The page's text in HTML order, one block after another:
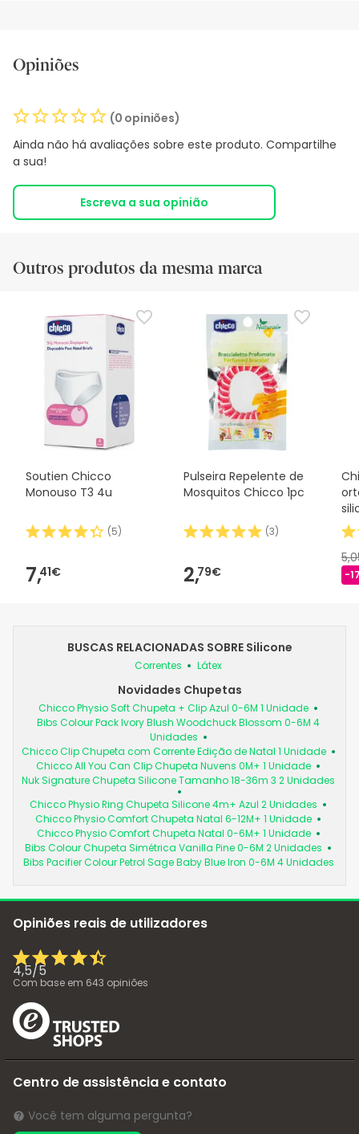
Opiniões
(0 opiniões)
Ainda não há avaliações sobre este produto. Compartilhe
a sua!
Escreva a sua opinião
Outros produtos da mesma marca
Soutien Chicco
Monouso T3 4u
(5)
7,41€
Pulseira Repelente de
Mosquitos Chicco 1pc
(3)
2,79€ -
BUSCAS RELACIONADAS SOBRE Silicone
Correntes Látex
Novidades Chupetas
Chicco Physio Soft Chupeta + Clip Azul 0-6M 1 Unidade
Bibs Colour Pack Ivory Blush Woodchuck Blossom 0-6M 4
Unidades
Chicco Clip Chupeta com Corrente Edição de Natal 1 Unidade
Chicco All You Can Clip Chupeta Nuvens 0M+ 1 Unidade
Nuk Signature Chupeta Silicone Tamanho 18-36m 3 2 Unidades
Chicco Physio Ring Chupeta Silicone 4m+ Azul 2 Unidades
Chicco Physio Comfort Chupeta Natal 6-12M+ 1 Unidade
Chicco Physio Comfort Chupeta Natal 0-6M+ 1 Unidade
Bibs Colour Chupeta Simétrica Vanilla Pine 0-6M 2 Unidades
Bibs Pacifier Colour Petrol Sage Baby Blue Iron 0-6M 4 Unidades
Opiniões reais de utilizadores
4,5/5
Com base em 643 opiniões
Centro de assistência e contato
Você tem alguma pergunta?